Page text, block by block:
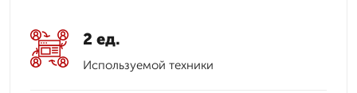
2 ед.
Используемой техники